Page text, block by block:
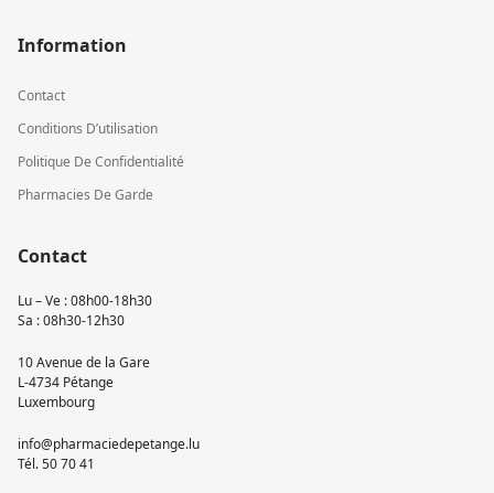
Information
Contact
Conditions D’utilisation
Politique De Confidentialité
Pharmacies De Garde
Contact
Lu – Ve : 08h00-18h30
Sa : 08h30-12h30
10 Avenue de la Gare
L-4734 Pétange
Luxembourg
info@pharmaciedepetange.lu
Tél.50 70 41